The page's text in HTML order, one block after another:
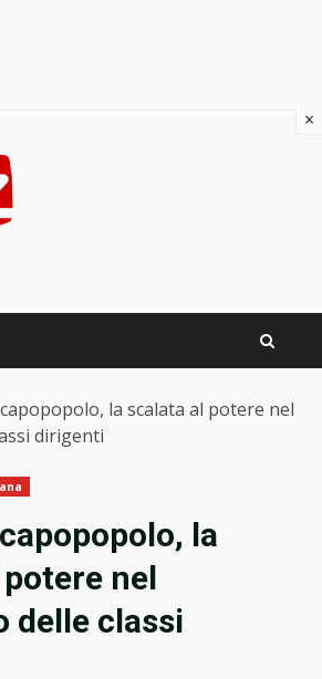
la scalata al potere nel
dirigenti
la
nel
delle classi
×